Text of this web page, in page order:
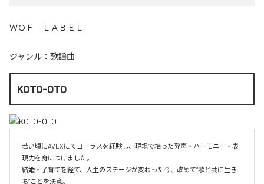
ＷＯＦ ＬＡＢＥＬ
ジャンル： 歌謡曲
KOTO-OTO
若い頃にAVEXにてコーラスを経験し、現場で培った発声・ハーモニー・表
現力を身につけました。
結婚・子育てを経て、人生のステージが変わった今、改めて“歌と共に生き
る”ことを決意。